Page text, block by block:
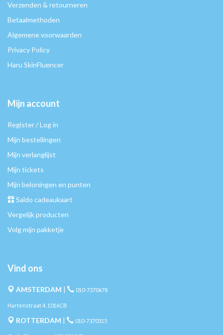
Verzenden & retourneren
Betaalmethoden
Algemene voorwaarden
Privacy Policy
Haru SkinFluencer
Mijn account
Register / Log in
Mijn bestellingen
Mijn verlanglijst
Mijn tickets
Mijn beloningen en punten
Saldo cadeaukaart
Vergelijk producten
Volg mijn pakketje
Vind ons
AMSTERDAM | 010-7370678
Hartenstraat 4, 1016CB
ROTTERDAM | 010-7370315